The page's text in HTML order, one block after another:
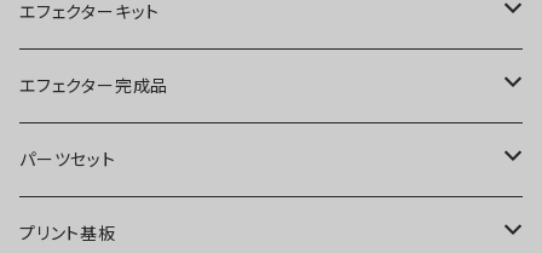
エフェクターキット
ブースター
オーバードライブ
ディストーション
エフェクター完成品
ブースター
オーバードライブ
パーツセット
ブースター
プリント基板